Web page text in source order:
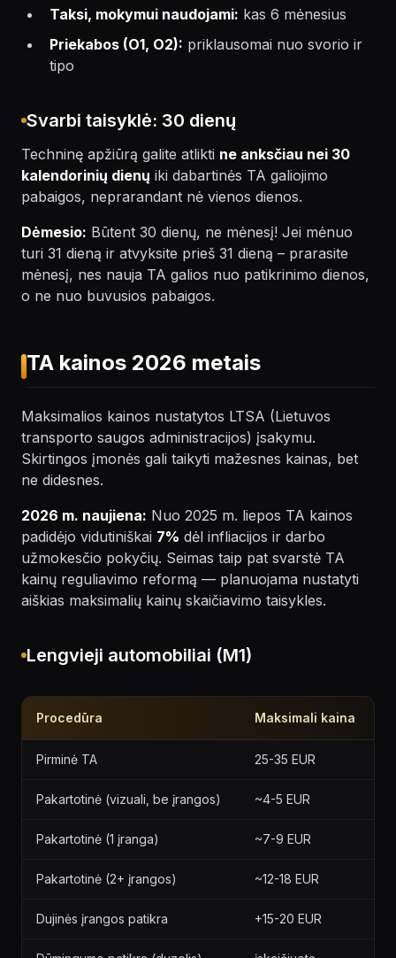
Taksi, mokymui naudojami: kas 6 mėnesius
Priekabos (O1, O2): priklausomai nuo svorio ir
tipo
Svarbi taisyklė: 30 dienų
Techninę apžiūrą galite atlikti ne anksčiau nei 30
kalendorinių dienų iki dabartinės TA galiojimo
pabaigos, neprarandant nė vienos dienos.
Dėmesio: Būtent 30 dienų, ne mėnesį! Jei mėnuo
turi 31 dieną ir atvyksite prieš 31 dieną – prarasite
mėnesį, nes nauja TA galios nuo patikrinimo dienos,
o ne nuo buvusios pabaigos.
TA kainos 2026 metais
Maksimalios kainos nustatytos LTSA (Lietuvos
transporto saugos administracijos) įsakymu.
Skirtingos įmonės gali taikyti mažesnes kainas, bet
ne didesnes.
2026 m. naujiena: Nuo 2025 m. liepos TA kainos
padidėjo vidutiniškai 7% dėl infliacijos ir darbo
užmokesčio pokyčių. Seimas taip pat svarstė TA
kainų reguliavimo reformą — planuojama nustatyti
aiškias maksimalių kainų skaičiavimo taisykles.
Lengvieji automobiliai (M1)
Procedūra Maksimali kaina
Pirminė TA 25-35 EUR
Pakartotinė (vizuali, be įrangos) ~4-5 EUR
Pakartotinė (1 įranga) ~7-9 EUR
Pakartotinė (2+ įrangos) ~12-18 EUR
Dujinės įrangos patikra +15-20 EUR